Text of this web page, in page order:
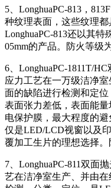
5、LonghuaPC-813，
种纹理表面，这些纹理都
LonghuaPC-813还以其
05mm的产品。防火等级
6、LonghuaPC-1811T/
应力工艺在一万级洁净
面的缺陷进行检测和定
表面张力差低，表面能
电保护膜，最大程度的
仅是LED/LCD视窗以及
覆加工生片的理想选择。
7、LonghuaPC-811双面
艺在洁净室生产、并由